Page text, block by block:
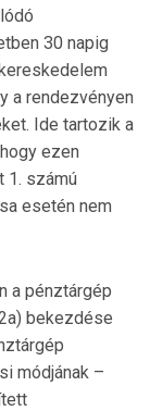
30 napig
a rendezvényen
Ide tartozik a
ezen
1. számú
esetén nem
a pénz­tárgép
bekezdése
módjának –